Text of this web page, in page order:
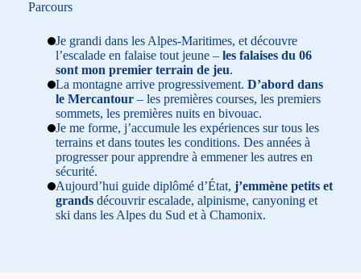
Parcours
Je grandi dans les Alpes-Maritimes, et découvre
l’escalade en falaise tout jeune – les falaises du 06
sont mon premier terrain de jeu.
La montagne arrive progressivement. D’abord dans
le Mercantour– les premières courses, les premiers
sommets, les premières nuits en bivouac.
Je me forme, j’accumule les expériences sur tous les
terrains et dans toutes les conditions. Des années à
progresser pour apprendre à emmener les autres en
sécurité.
Aujourd’hui guide diplômé d’État, j’emmène petits et
grandsdécouvrir escalade, alpinisme, canyoning et
ski dans les Alpes du Sud et à Chamonix.